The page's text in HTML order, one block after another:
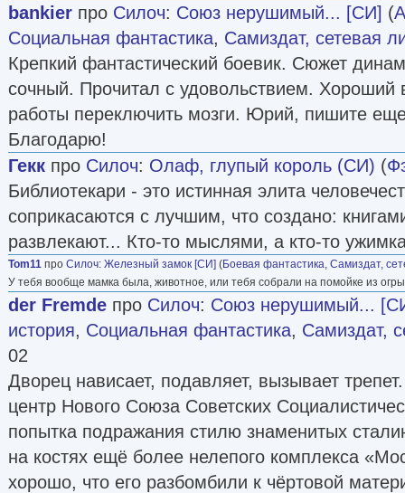
bankier про Силоч: Союз нерушимый... [СИ] (
Социальная фантастика, Самиздат, сетевая
Крепкий фантастический боевик. Сюжет
сочный. Прочитал с удовольствием. Хороший
работы переключить мозги. Юрий, пишите
Благодарю!
Гекк про Силоч: Олаф, глупый король (СИ) (
Библиотекари - это истинная элита
соприкасаются с лучшим, что создано:
развлекают... Кто-то мыслями, а кто-то
Tom11 про Силоч: Железный замок [СИ] (Боевая фантастика, Самиздат,
У тебя вообще мамка была, животное, или тебя собрали на помойке из
der Fremde про Силоч: Союз нерушимый...
история, Социальная фантастика, Самиздат,
02
Дворец нависает, подавляет, вызывает
центр Нового Союза Советских
попытка подражания стилю знаменитых
на костях ещё более нелепого комплекса
хорошо, что его разбомбили к чёртовой